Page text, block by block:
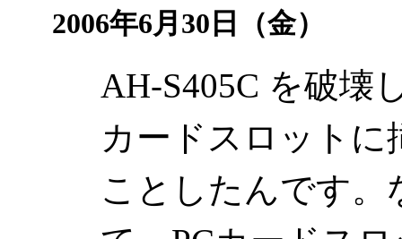
2006年6月30日（金）
AH-S405C を破壊
カードスロットに
ことしたんです。